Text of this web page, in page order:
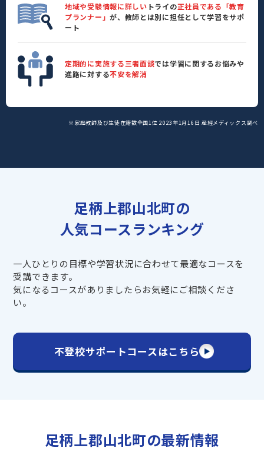
地域や受験情報に詳しい トライの正社員である「教育
プランナー」が、教師とは別に担任として学習をサポ
ート
定期的に実施する三者面談では学習に関するお悩みや
進路に対する不安を解消
※家庭教師及び生徒在籍数全国1位 2023年1月16日 産經メディックス調べ
足柄上郡山北町の
人気コースランキング
一人ひとりの目標や学習状況に合わせて最適なコースを
受講できます。
気になるコースがありましたらお気軽にご相談くださ
い。
不登校サポートコースはこちら
足柄上郡山北町の最新情報